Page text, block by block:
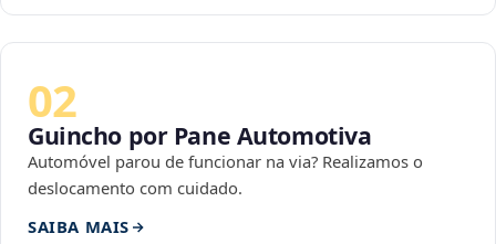
02
Guincho por Pane Automotiva
Automóvel parou de funcionar na via? Realizamos o
deslocamento com cuidado.
SAIBA MAIS